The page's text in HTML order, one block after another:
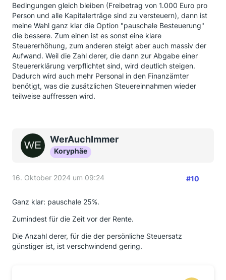
Bedingungen gleich bleiben (Freibetrag von 1.000 Euro pro
Person und alle Kapitalerträge sind zu versteuern), dann ist
meine Wahl ganz klar die Option "pauschale Besteuerung"
die bessere. Zum einen ist es sonst eine klare
Steuererhöhung, zum anderen steigt aber auch massiv der
Aufwand. Weil die Zahl derer, die dann zur Abgabe einer
Steuererklärung verpflichtet sind, wird deutlich steigen.
Dadurch wird auch mehr Personal in den Finanzämter
benötigt, was die zusätzlichen Steuereinnahmen wieder
teilweise auffressen wird.
WerAuchImmer
Koryphäe
16. Oktober 2024 um 09:24 #10
Ganz klar: pauschale 25%.
Zumindest für die Zeit vor der Rente.
Die Anzahl derer, für die der persönliche Steuersatz
günstiger ist, ist verschwindend gering.